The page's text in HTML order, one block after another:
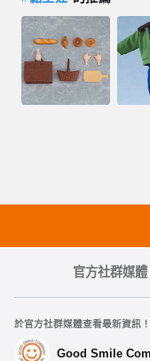
官方社群媒體
於官方社群媒體查看最新資訊！
Good Smile